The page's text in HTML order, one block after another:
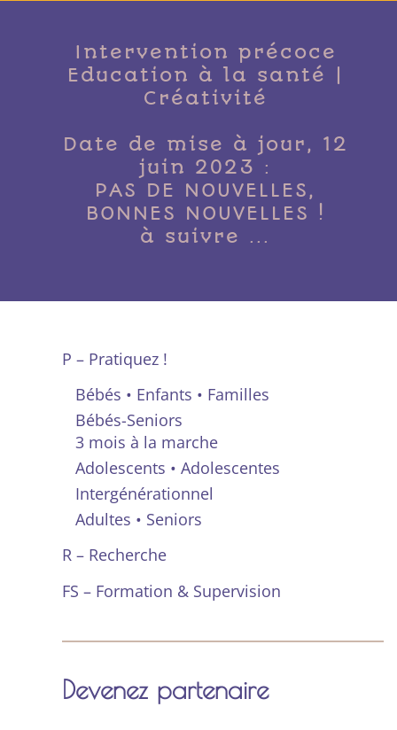
Intervention précoce
Education à la santé |
Créativité
Date de mise à jour, 12
juin 2023 :
PAS DE NOUVELLES,
BONNES NOUVELLES !
à suivre ...
P – Pratiquez !
Bébés • Enfants • Familles
Bébés-Seniors
3 mois à la marche
Adolescents • Adolescentes
Intergénérationnel
Adultes • Seniors
R – Recherche
FS – Formation & Supervision
Devenez partenaire